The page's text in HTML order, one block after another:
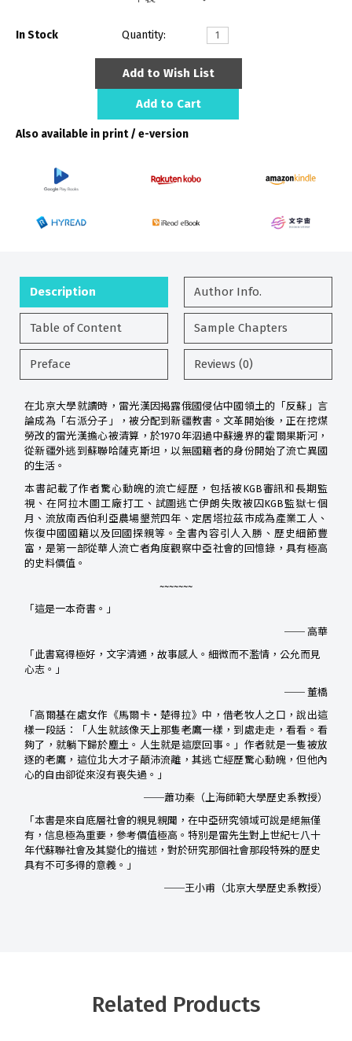
In Stock Quantity:
Add to Wish List
Add to Cart
Also available in print / e-version
Description Author Info.
Table of Content Sample Chapters
Preface Reviews (0)
在北京大學就讀時，雷光漢因揭露俄國侵佔中國領土的「反蘇」言
論成為「右派分子」，被分配到新疆教書。文革開始後，正在挖煤
勞改的雷光漢擔心被清算，於1970年泅過中蘇邊界的霍爾果斯河，
從新疆外逃到蘇聯哈薩克斯坦，以無國籍者的身份開始了流亡異國
的生活。
本書記載了作者驚心動魄的流亡經歷，包括被KGB審訊和長期監
視、在阿拉木圖工廠打工、試圖逃亡伊朗失敗被囚KGB監獄七個
月、流放南西伯利亞農場墾荒四年、定居塔拉茲市成為產業工人、
恢復中國國籍以及回國探親等。全書內容引人入勝、歷史細節豐
富，是第一部從華人流亡者角度觀察中亞社會的回憶錄，具有極高
的史料價值。
~~~~~~~
「這是一本奇書。」
── 高華
「此書寫得極好，文字清通，故事感人。細微而不濫情，公允而見
心志。」
── 董橋
「高爾基在處女作《馬爾卡・楚得拉》中，借老牧人之口，說出這
樣一段話：「人生就該像天上那隻老鷹一樣，到處走走，看看。看
夠了，就躺下歸於塵土。人生就是這麼回事。」作者就是一隻被放
逐的老鷹，這位北大才子顛沛流離，其逃亡經歷驚心動魄，但他內
心的自由卻從來沒有喪失過。」
──蕭功秦（上海師範大學歷史系教授）
「本書是來自底層社會的親見親聞，在中亞研究領域可說是絕無僅
有，信息極為重要，參考價值極高。特別是雷先生對上世紀七八十
年代蘇聯社會及其變化的描述，對於研究那個社會那段特殊的歷史
具有不可多得的意義。」
──王小甫（北京大學歷史系教授）
Related Products